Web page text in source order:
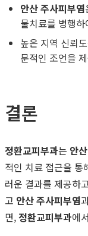
안산 주사피부염
물치료를 병행
높은 지역 신뢰
문적인 조언을
결론
정환교피부과는 안
적인 치료 접근을 통
러운 결과를 제공하
고 안산 주사피부염
면, 정환교피부과에